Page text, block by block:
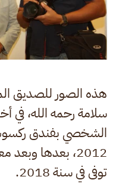
هذه الصور للصديق
سلامة رحمه الله، في
الشخصي بفندق
2012، بعدها
توفى في سنة 2018.